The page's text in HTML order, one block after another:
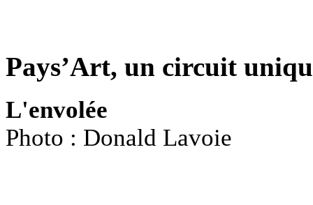
Pays’Art, un circuit
L'envolée
Photo : Donald Lavoie